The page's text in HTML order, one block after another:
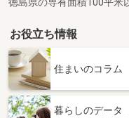
徳島県の専有面積100平米
お役立ち情報
住まいのコラム
暮らしのデータ